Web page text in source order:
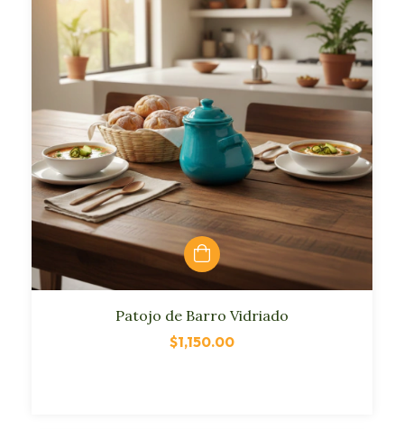
Patojo de Barro Vidriado
$1,150.00